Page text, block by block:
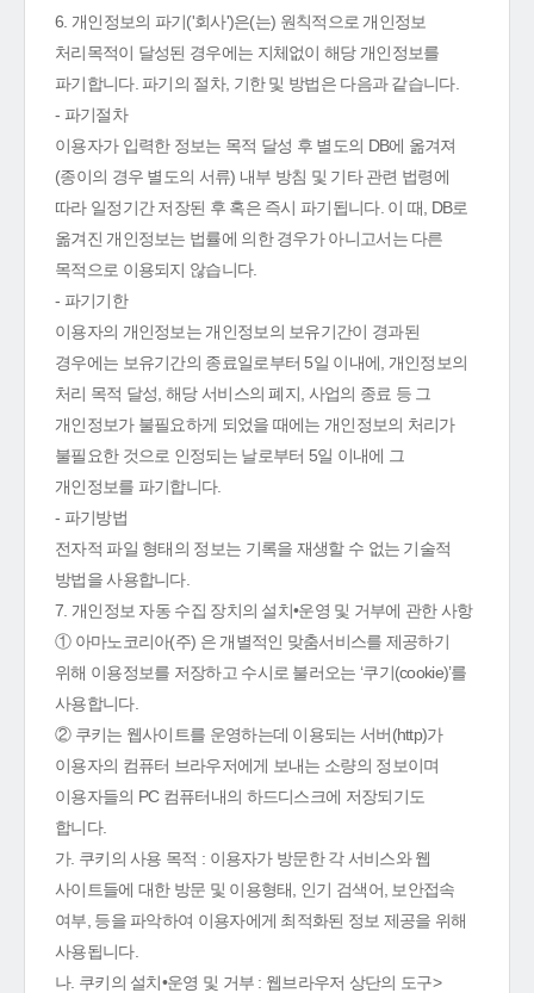
6. 개인정보의 파기('회사')은(는) 원칙적으로 개인정보
처리목적이 달성된 경우에는 지체없이 해당 개인정보를
파기합니다. 파기의 절차, 기한 및 방법은 다음과 같습니다.
- 파기절차
이용자가 입력한 정보는 목적 달성 후 별도의 DB에 옮겨져
(종이의 경우 별도의 서류) 내부 방침 및 기타 관련 법령에
따라 일정기간 저장된 후 혹은 즉시 파기됩니다. 이 때, DB로
옮겨진 개인정보는 법률에 의한 경우가 아니고서는 다른
목적으로 이용되지 않습니다.
- 파기기한
이용자의 개인정보는 개인정보의 보유기간이 경과된
경우에는 보유기간의 종료일로부터 5일 이내에, 개인정보의
처리 목적 달성, 해당 서비스의 폐지, 사업의 종료 등 그
개인정보가 불필요하게 되었을 때에는 개인정보의 처리가
불필요한 것으로 인정되는 날로부터 5일 이내에 그
개인정보를 파기합니다.
- 파기방법
전자적 파일 형태의 정보는 기록을 재생할 수 없는 기술적
방법을 사용합니다.
7. 개인정보 자동 수집 장치의 설치•운영 및 거부에 관한 사항
① 아마노코리아(주) 은 개별적인 맞춤서비스를 제공하기
위해 이용정보를 저장하고 수시로 불러오는 ‘쿠기(cookie)’를
사용합니다.
② 쿠키는 웹사이트를 운영하는데 이용되는 서버(http)가
이용자의 컴퓨터 브라우저에게 보내는 소량의 정보이며
이용자들의 PC 컴퓨터내의 하드디스크에 저장되기도
합니다.
가. 쿠키의 사용 목적 : 이용자가 방문한 각 서비스와 웹
사이트들에 대한 방문 및 이용형태, 인기 검색어, 보안접속
여부, 등을 파악하여 이용자에게 최적화된 정보 제공을 위해
사용됩니다.
나. 쿠키의 설치•운영 및 거부 : 웹브라우저 상단의 도구>